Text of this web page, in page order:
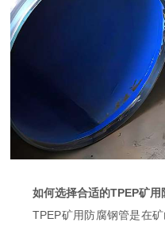
如何选择合适的TPEP矿用
TPEP矿用防腐钢管是在